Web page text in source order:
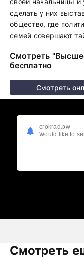
своей начальницы и
сделать у них
общество, где
семей совершают
Смотреть
бесплатно
Смотреть
Смотреть
erokrad.pw
Would like to